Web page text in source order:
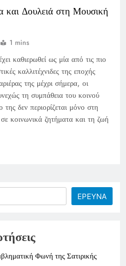
Δουλειά στη Μουσική
1 mins
καθιερωθεί ως μία από τις πιο
καλλιτέχνιδες της εποχής
της μέχρι σήμερα, οι
τη συμπάθεια του κοινού
δεν περιορίζεται μόνο στη
κοινωνικά ζητήματα και τη ζωή
ΕΡΕΥΝΑ
Φωνή της Σατιρικής